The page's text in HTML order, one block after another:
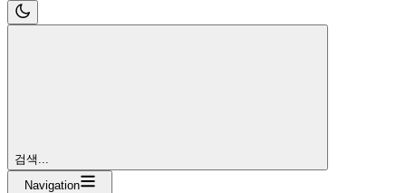
검색...
Navigation